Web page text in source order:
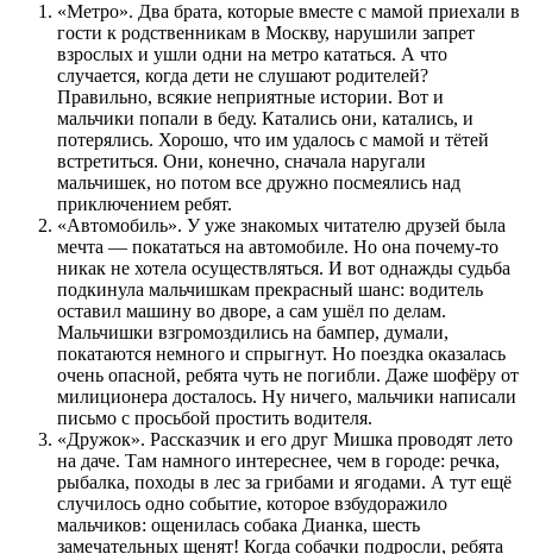
«Метро». Два брата, которые вместе с мамой приехали в
гости к родственникам в Москву, нарушили запрет
взрослых и ушли одни на метро кататься. А что
случается, когда дети не слушают родителей?
Правильно, всякие неприятные истории. Вот и
мальчики попали в беду. Катались они, катались, и
потерялись. Хорошо, что им удалось с мамой и тётей
встретиться. Они, конечно, сначала наругали
мальчишек, но потом все дружно посмеялись над
приключением ребят.
«Автомобиль». У уже знакомых читателю друзей была
мечта — покататься на автомобиле. Но она почему-то
никак не хотела осуществляться. И вот однажды судьба
подкинула мальчишкам прекрасный шанс: водитель
оставил машину во дворе, а сам ушёл по делам.
Мальчишки взгромоздились на бампер, думали,
покатаются немного и спрыгнут. Но поездка оказалась
очень опасной, ребята чуть не погибли. Даже шофёру от
милиционера досталось. Ну ничего, мальчики написали
письмо с просьбой простить водителя.
«Дружок». Рассказчик и его друг Мишка проводят лето
на даче. Там намного интереснее, чем в городе: речка,
рыбалка, походы в лес за грибами и ягодами. А тут ещё
случилось одно событие, которое взбудоражило
мальчиков: ощенилась собака Дианка, шесть
замечательных щенят! Когда собачки подросли, ребята